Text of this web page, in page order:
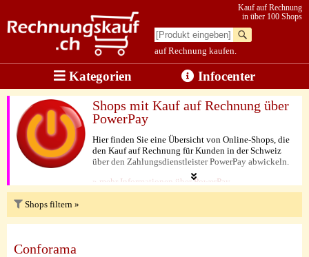
auf Rechnung kaufen.
Kauf auf Rechnung
in über 100 Shops
Kategorien Infocenter
Shops mit Kauf auf Rechnung über
PowerPay
Hier finden Sie eine Übersicht von Online-Shops, die
den Kauf auf Rechnung für Kunden in der Schweiz
über den Zahlungsdienstleister PowerPay abwickeln.
» mehr Informationen über PowerPay
Shops filtern »
Conforama